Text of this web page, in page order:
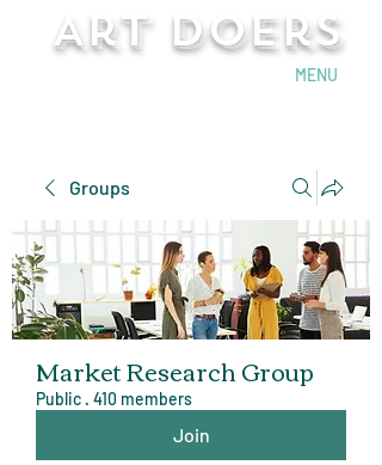
Art Doers
MENU
Groups
Market Research Group
Public · 410 members
Join